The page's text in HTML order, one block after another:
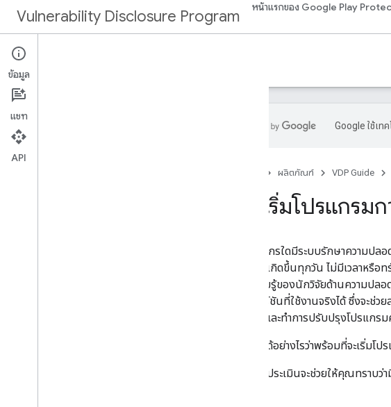
Vulnerability Disclosure Program หน้าแรกของ Google Play
เริ่มต้นใช้งาน
ภาพรวม
Google ใช้เท
ผลิตภัณฑ์ VDP Guide
การเริ่มโปรแกร
ไม่มีองค์กรใดมีระบบรักษาความป
ละเมิดจะเกิดขึ้นทุกวัน ไม่มีเวลาห
จากความรู้ของนักวิจัยด้านความป
เป็นเวอร์ชันที่ใช้งานจริงได้ ซึ่งจะ
ช่องโหว่และทําการปรับปรุงโปรแกร
คุณจะรู้ได้อย่างไรว่าพร้อมที่จะเริ่มโ
ส่วนการประเมินจะช่วยให้คุณทราบ
ข้อมูล
แชท
API